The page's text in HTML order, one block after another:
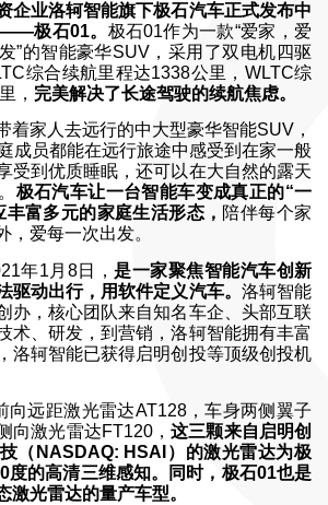
企业洛轲智能旗下极石汽车正式发布中
极石01。 极石01作为一款“爱家，爱
”的智能豪华SUV，采用了双电机四驱
综合续航里程达1338公里，WLTC综
， 完美解决了长途驾驶的续航焦虑。
着家人去远行的中大型豪华智能SUV，
成员都能在远行旅途中感受到在家一般
受到优质睡眠，还可以在大自然的露天
极石汽车让一台智能车变成真正的“一
富多元的家庭生活形态， 陪伴每个家
，爱每一次出发。
年1月8日， 是一家聚焦智能汽车创新
驱动出行，用软件定义汽车。 洛轲智能
办，核心团队来自知名车企、头部互联
术、研发，到营销，洛轲智能拥有丰富
洛轲智能已获得启明创投等顶级创投机
向远距激光雷达AT128，车身两侧翼子
向激光雷达FT120，这三颗来自启明创
（NASDAQ: HSAI）的激光雷达为极
度的高清三维感知。同时，极石01也是
激光雷达的量产车型。